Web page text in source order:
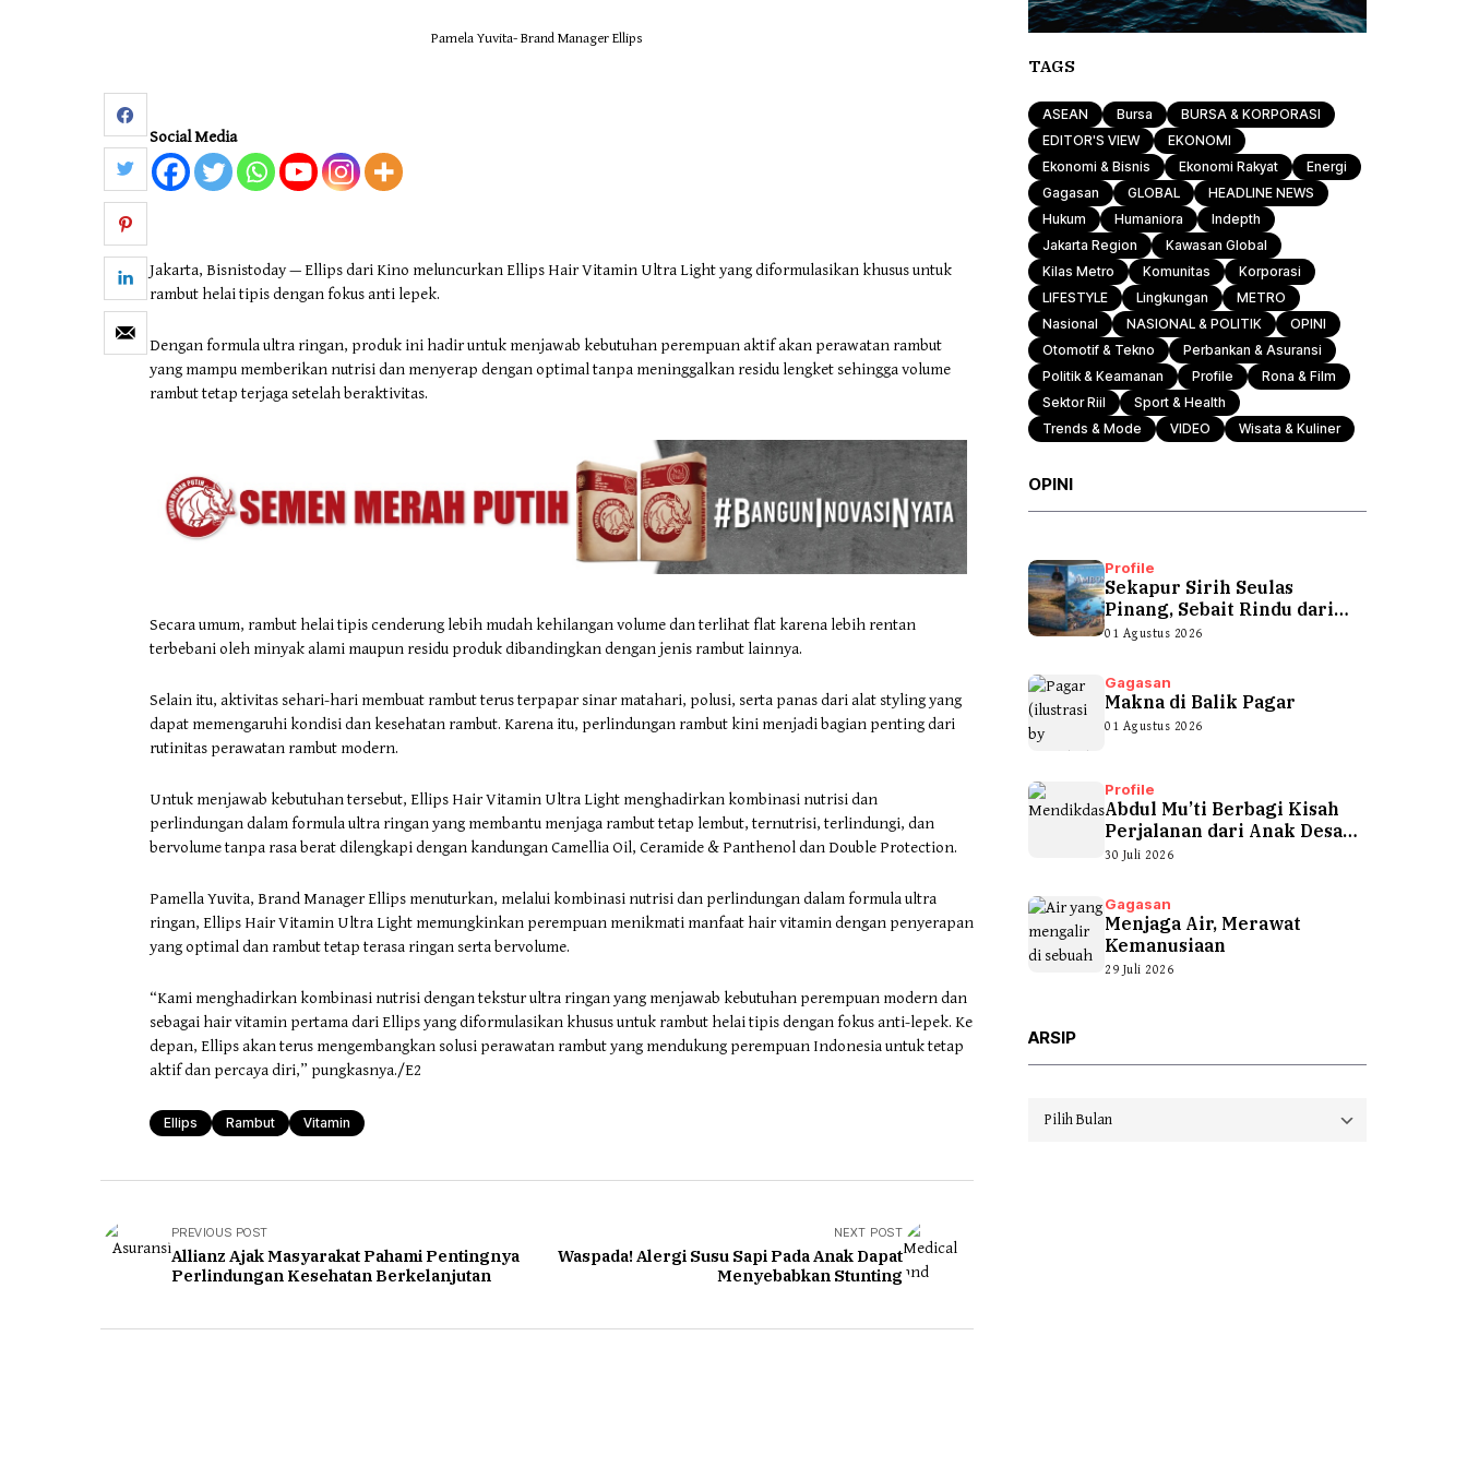
Pamela Yuvita- Brand Manager Ellips
Social Media
Jakarta, Bisnistoday — Ellips dari Kino meluncurkan Ellips Hair Vitamin Ultra Light yang diformulasikan khusus untuk
rambut helai tipis dengan fokus anti lepek.
Dengan formula ultra ringan, produk ini hadir untuk menjawab kebutuhan perempuan aktif akan perawatan rambut
yang mampu memberikan nutrisi dan menyerap dengan optimal tanpa meninggalkan residu lengket sehingga volume
rambut tetap terjaga setelah beraktivitas.
Secara umum, rambut helai tipis cenderung lebih mudah kehilangan volume dan terlihat flat karena lebih rentan
terbebani oleh minyak alami maupun residu produk dibandingkan dengan jenis rambut lainnya.
Selain itu, aktivitas sehari-hari membuat rambut terus terpapar sinar matahari, polusi, serta panas dari alat styling yang
dapat memengaruhi kondisi dan kesehatan rambut. Karena itu, perlindungan rambut kini menjadi bagian penting dari
rutinitas perawatan rambut modern.
Untuk menjawab kebutuhan tersebut, Ellips Hair Vitamin Ultra Light menghadirkan kombinasi nutrisi dan
perlindungan dalam formula ultra ringan yang membantu menjaga rambut tetap lembut, ternutrisi, terlindungi, dan
bervolume tanpa rasa berat dilengkapi dengan kandungan Camellia Oil, Ceramide & Panthenol dan Double Protection.
Pamella Yuvita, Brand Manager Ellips menuturkan, melalui kombinasi nutrisi dan perlindungan dalam formula ultra
ringan, Ellips Hair Vitamin Ultra Light memungkinkan perempuan menikmati manfaat hair vitamin dengan penyerapan
yang optimal dan rambut tetap terasa ringan serta bervolume.
“Kami menghadirkan kombinasi nutrisi dengan tekstur ultra ringan yang menjawab kebutuhan perempuan modern dan
sebagai hair vitamin pertama dari Ellips yang diformulasikan khusus untuk rambut helai tipis dengan fokus anti-lepek. Ke
depan, Ellips akan terus mengembangkan solusi perawatan rambut yang mendukung perempuan Indonesia untuk tetap
aktif dan percaya diri,” pungkasnya./E2
Ellips Rambut Vitamin
PREVIOUS POST
Allianz Ajak Masyarakat Pahami Pentingnya
Perlindungan Kesehatan Berkelanjutan
NEXT POST
Waspada! Alergi Susu Sapi Pada Anak Dapat
Menyebabkan Stunting
TAGS
ASEAN Bursa
BURSA & KORPORASI
EDITOR'S VIEW
EKONOMI
Ekonomi & Bisnis
Ekonomi Rakyat
Energi
Gagasan
GLOBAL
HEADLINE NEWS
Hukum
Humaniora
Indepth
Jakarta Region
Kawasan Global
Kilas Metro
Komunitas
Korporasi
LIFESTYLE
Lingkungan
METRO
Nasional
NASIONAL & POLITIK
OPINI
Otomotif & Tekno
Perbankan & Asuransi
Politik & Keamanan
Profile
Rona & Film
Sektor Riil
Sport & Health
Trends & Mode
VIDEO Wisata & Kuliner
OPINI
Profile
Sekapur Sirih Seulas
Pinang, Sebait Rindu dari
Tepian Teluk
01 Agustus 2026
Gagasan
Makna di Balik Pagar
01 Agustus 2026
Profile
Abdul Mu’ti Berbagi Kisah
Perjalanan dari Anak Desa
hingga...
30 Juli 2026
Gagasan
Menjaga Air, Merawat
Kemanusiaan
29 Juli 2026
ARSIP
Arsip